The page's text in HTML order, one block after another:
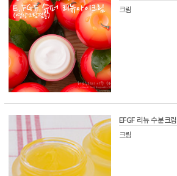
크림
EFGF 리뉴 수분크림
크림